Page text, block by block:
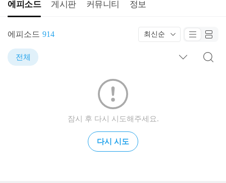
에피소드 게시판 커뮤니티 정보
에피소드 914 최신순
전체
잠시 후 다시 시도해주세요.
다시 시도